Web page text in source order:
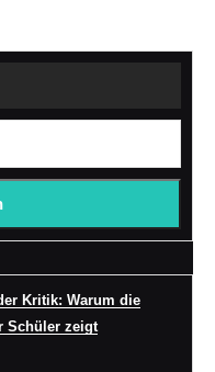
Kritik: Warum die
Schüler zeigt